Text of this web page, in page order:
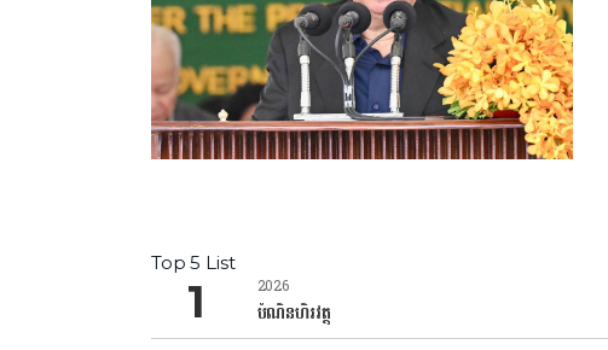
Top 5 List
2026
បំណិនហិរវត្ថុ